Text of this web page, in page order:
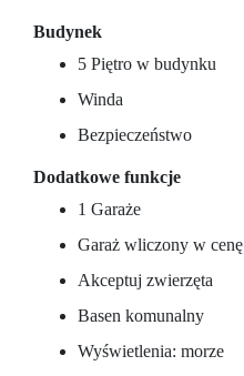
Budynek
5 Piętro w budynku
Winda
Bezpieczeństwo
Dodatkowe funkcje
1 Garaże
Garaż wliczony w cenę
Akceptuj zwierzęta
Basen komunalny
Wyświetlenia: morze